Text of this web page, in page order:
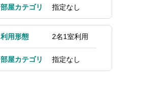
部屋カテゴリ 指定なし
利用形態 2名1室利用
部屋カテゴリ 指定なし